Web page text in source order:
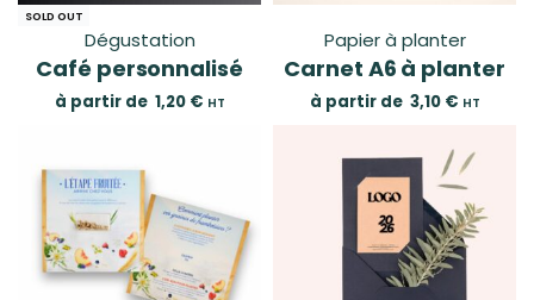
SOLD OUT
Dégustation
Café personnalisé
à partir de 1,20 € HT
Papier à planter
Carnet A6 à planter
à partir de 3,10 € HT